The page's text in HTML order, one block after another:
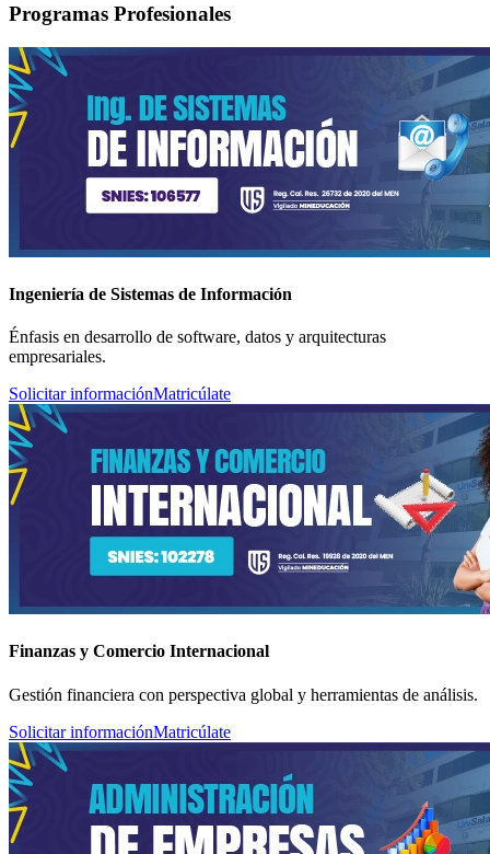
Programas Profesionales
Ingeniería de Sistemas de Información
Énfasis en desarrollo de software, datos y arquitecturas
empresariales.
Solicitar informaciónMatricúlate
Finanzas y Comercio Internacional
Gestión financiera con perspectiva global y herramientas de análisis.
Solicitar informaciónMatricúlate